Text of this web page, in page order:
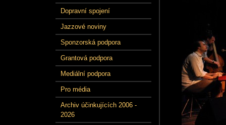
Dopravní spojení
Jazzové noviny
Sponzorská podpora
Grantová podpora
Mediální podpora
Pro média
Archiv účinkujících 2006 -
2026